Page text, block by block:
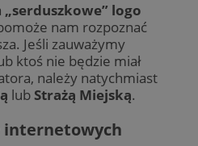
„serduszkowe” logo
nam rozpoznać
Jeśli zauważymy
ktoś nie będzie miał
należy natychmiast
lub Strażą Miejską.
internetowych